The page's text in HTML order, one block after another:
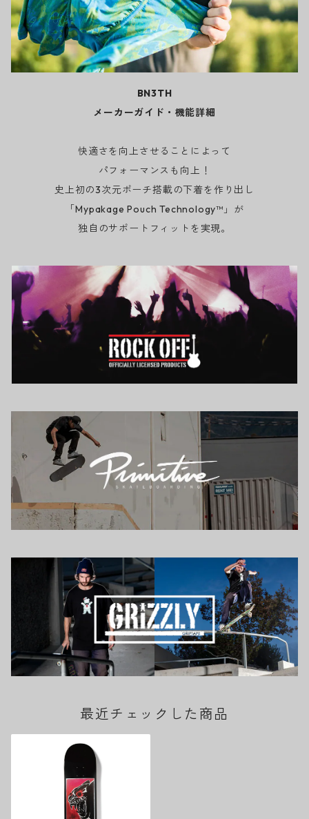
BN3TH
メーカーガイド・機能詳細
快適さを向上させることによって
パフォーマンスも向上！
史上初の3次元ポーチ搭載の下着を作り出し
「Mypakage Pouch Technology™」が
独自のサポートフィットを実現。
最近チェックした商品